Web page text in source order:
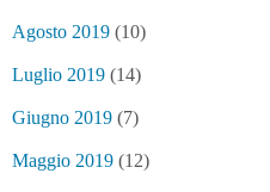
Agosto 2019 (10)
Luglio 2019 (14)
Giugno 2019 (7)
Maggio 2019 (12)